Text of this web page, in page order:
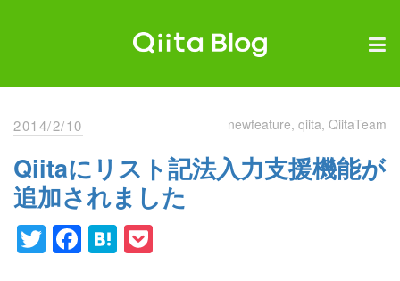
2014/2/10 newfeature qiita QiitaTeam
Qiitaにリスト記法入力支援機能が
追加されました
Twitter
Facebook
Hatena